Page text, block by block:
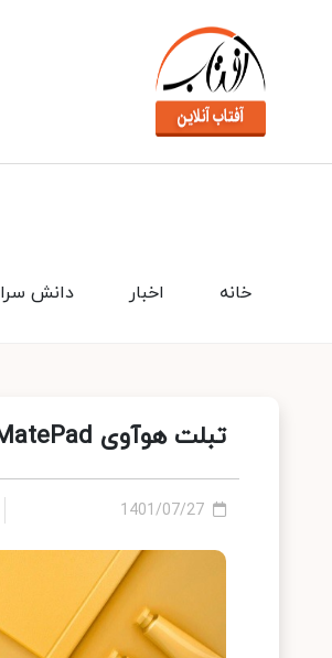
دانش سرا اخبار خانه
تبلت هوآوی MatePad مجهز به فناوری Wi-Fi 6 به زودی راهی بازار ایران می‌شود
1401/07/27